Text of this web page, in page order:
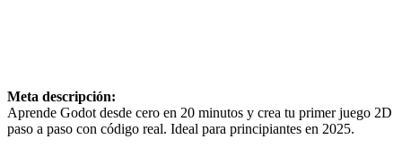
Meta descripción:
Aprende Godot desde cero en 20 minutos y crea tu primer juego 2D
paso a paso con código real. Ideal para principiantes en 2025.